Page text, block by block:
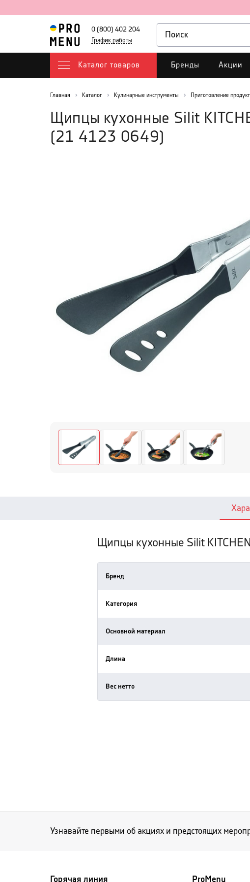
0 (800) 402 204
График работы
Каталог товаров Бренды Акции
Главная Каталог Кулинарные инструменты Приготовление
Щипцы кухонные Silit
( 21 4123 0649)
Щипцы кухонные Silit
Бренд
Категория
Основной материал
Длина
Вес нетто
Узнавайте первыми об акциях и предстоящих
Горячая линия ProMenu